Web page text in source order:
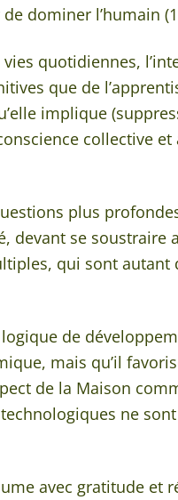
dominer l’humain
quotidiennes,
que de
implique
collective
plus
devant se soustraire
qui sont autant
de
mais qu’il
de la Maison
ne
avec gratitude et